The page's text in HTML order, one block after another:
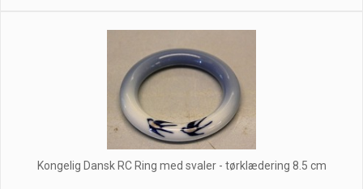
Kongelig Dansk RC Ring med svaler - tørklædering 8.5 cm